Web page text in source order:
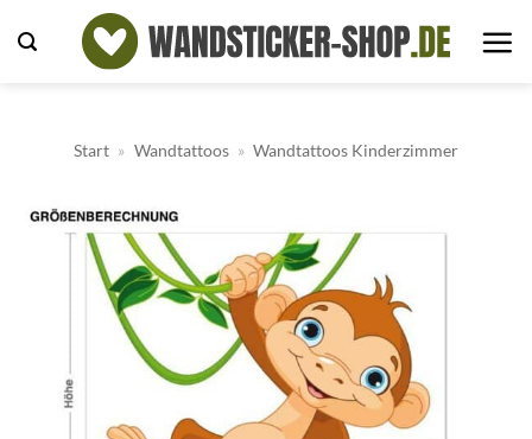
Inhalt
Start » Wandtattoos » Wandtattoos Kinderzimmer